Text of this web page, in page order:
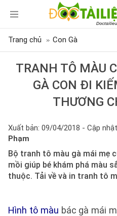
Trang chủ Con Gà
TRANH TÔ MÀU
GÀ CON ĐI
THƯƠNG
Xuất bản: 09/04/2018 - Cập
Phạm
Bộ tranh tô màu gà mái mẹ
mồi giúp bé khám phá màu
thuộc. Tải về và in tranh tô
Hình tô màu bác gà mái